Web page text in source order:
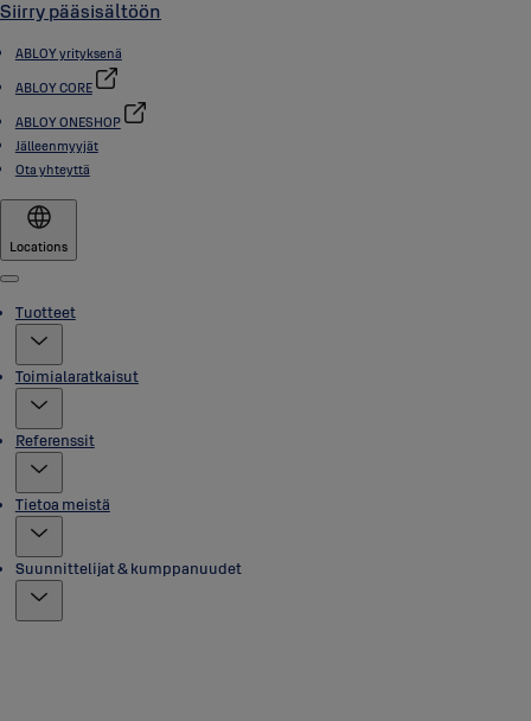
Siirry pääsisältöön
ABLOY yrityksenä
ABLOY CORE
ABLOY ONESHOP
Jälleenmyyjät
Ota yhteyttä
Locations
Menu
Tuotteet
Toimialaratkaisut
Referenssit
Tietoa meistä
Suunnittelijat & kumppanuudet